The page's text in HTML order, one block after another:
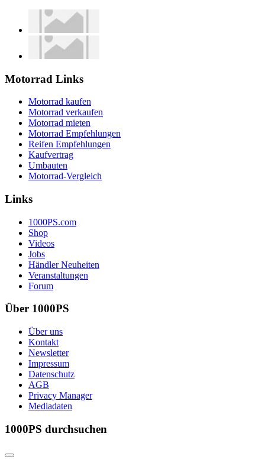
Motorrad Links
Motorrad kaufen
Motorrad verkaufen
Motorrad mieten
Motorrad Empfehlungen
Reifen Empfehlungen
Kaufvertrag
Umbauten
Motorrad-Vergleich
Links
1000PS.com
Shop
Videos
Jobs
Händler Neuheiten
Veranstaltungen
Forum
Über 1000PS
Über uns
Kontakt
Newsletter
Impressum
Datenschutz
AGB
Privacy Manager
Mediadaten
1000PS durchsuchen